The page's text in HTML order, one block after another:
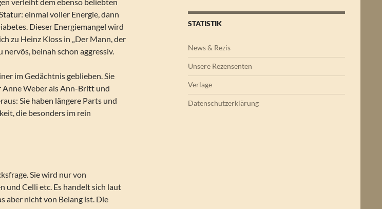
einmal voller Energie, dann
Dieser Energiemangel wird
zu Heinz Kloss in „Der Mann, der
beinah schon aggressiv.
im Gedächtnis geblieben. Sie
Anne Weber als Ann-Britt und
Sie haben längere Parts und
die besonders im rein
Sie wird nur von
und Celli etc. Es handelt sich laut
aber nicht von Belang ist. Die
STATISTIK
News & Rezis
Unsere Rezensenten
Verlage
Datenschutzerklärung